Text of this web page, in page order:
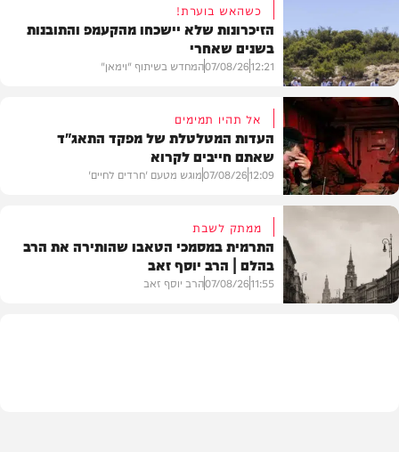
וידאו
כשהאש בוערת!
הזיכרונות שלא יישכחו מהקעמפ והתובנות
בשנים שאחרי
12:21
07/08/26המחדש בשיתוף "וימאן"
דעות
אל תהיו תמימים
העדות המטלטלת של מפקד התאג"ד
שאתם חייבים לקרוא
12:09
07/08/26מוגש מטעם 'חרדים לחיים'
ממתק לשבת
התרמית במסמכי הטאבו שהותירה את הרב
בהלם | הרב יוסף זאב
11:55
07/08/26הרב יוסף זאב